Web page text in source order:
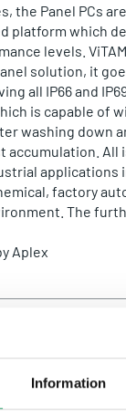
Information
the Panel PCs
platform which
levels.
solution, it
all IP66 and
is capable of
washing down
accumulation. All
applications
factory
The
Aplex
Share